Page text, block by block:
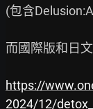
(包含
而國際版和日
https://
2024/12/